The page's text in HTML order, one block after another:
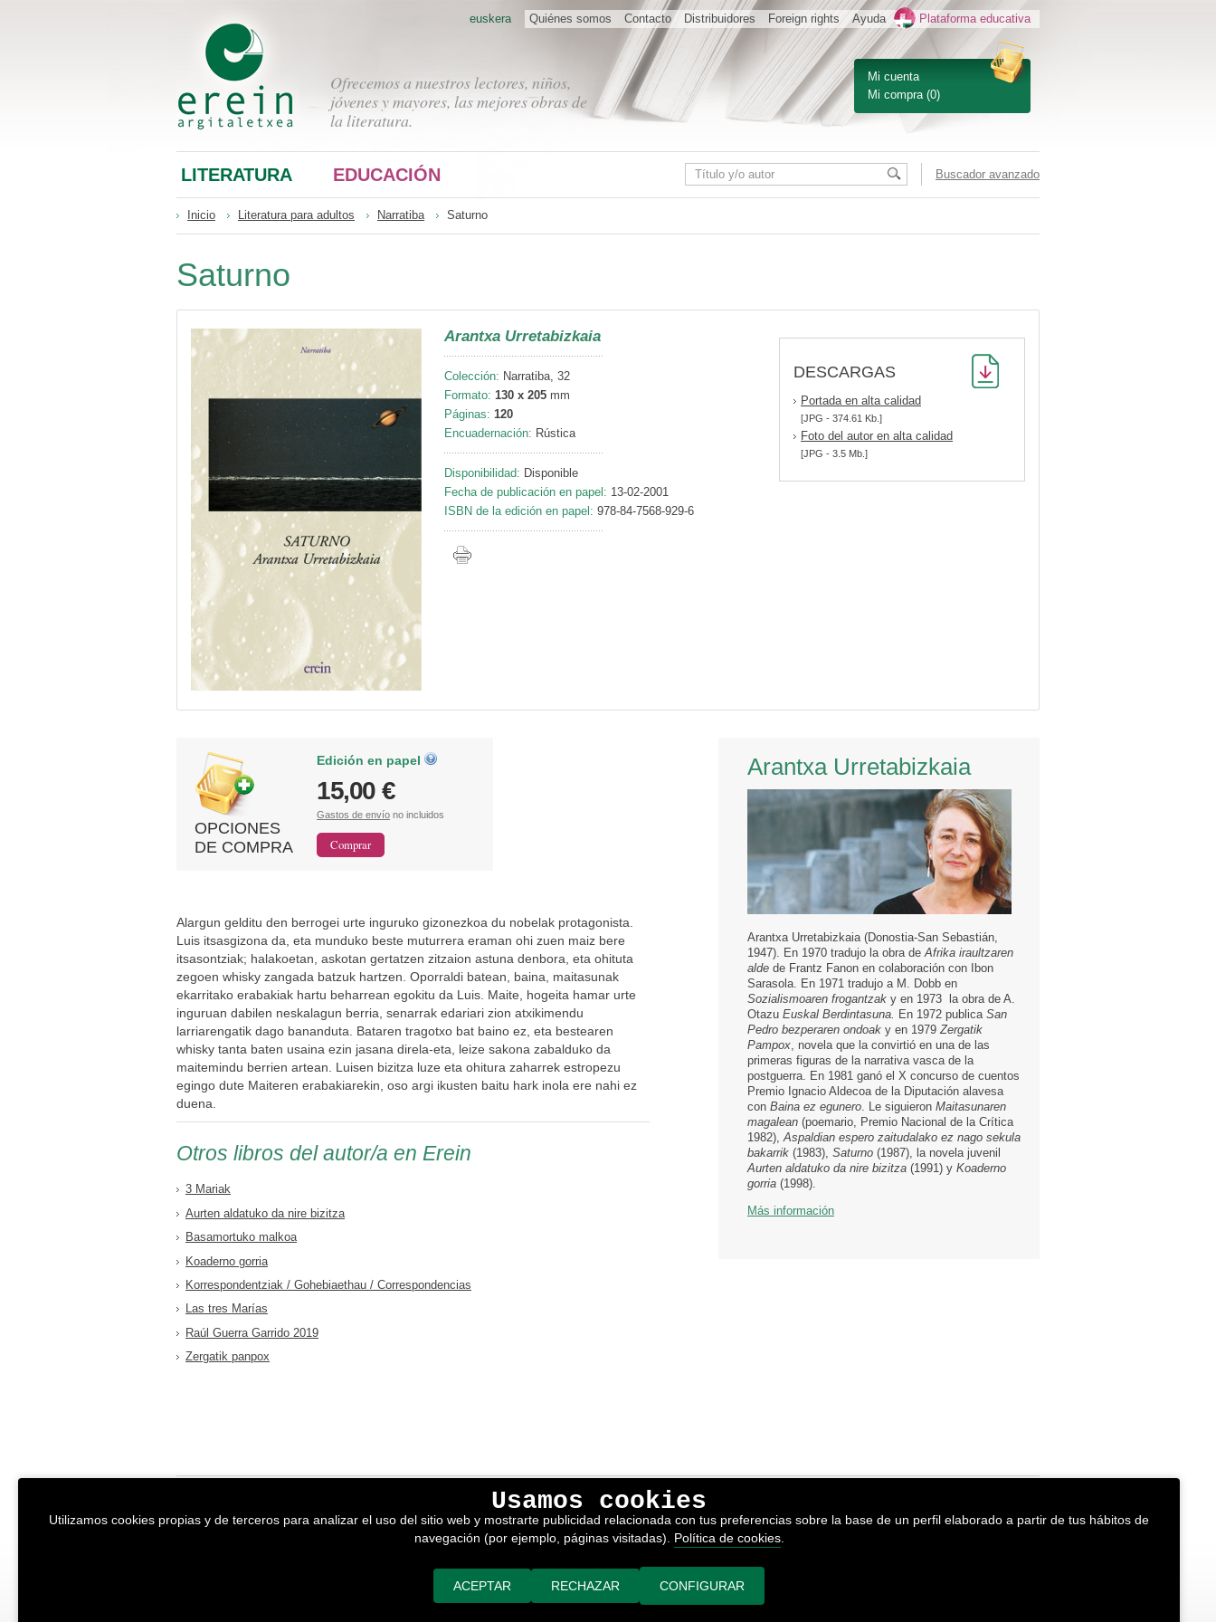
Mi cuenta
Mi compra (0)
Ofrecemos a nuestros lectores, niños,
jóvenes y mayores, las mejores obras de
la literatura.
Quiénes somos Contacto Distribuidores Foreign rights Ayuda Plataforma educativa
euskera
LITERATURA EDUCACIÓN Buscador avanzado
Inicio Literatura para adultos Narratiba Saturno
Saturno
Arantxa Urretabizkaia
Colección: Narratiba, 32
Formato: 130 x 205 mm
Páginas: 120
Encuadernación: Rústica
Disponibilidad: Disponible
Fecha de publicación en papel: 13-02-2001
ISBN de la edición en papel: 978-84-7568-929-6
DESCARGAS
Portada en alta calidad
[JPG - 374.61 Kb.]
Foto del autor en alta calidad
[JPG - 3.5 Mb.]
OPCIONES
DE COMPRA
Edición en papel
15,00 €
Gastos de envío no incluidos
Alargun gelditu den berrogei urte inguruko gizonezkoa du nobelak protagonista.
Luis itsasgizona da, eta munduko beste muturrera eraman ohi zuen maiz bere
itsasontziak; halakoetan, askotan gertatzen zitzaion astuna denbora, eta ohituta
zegoen whisky zangada batzuk hartzen. Oporraldi batean, baina, maitasunak
ekarritako erabakiak hartu beharrean egokitu da Luis. Maite, hogeita hamar urte
inguruan dabilen neskalagun berria, senarrak edariari zion atxikimendu
larriarengatik dago bananduta. Bataren tragotxo bat baino ez, eta bestearen
whisky tanta baten usaina ezin jasana direla-eta, leize sakona zabalduko da
maitemindu berrien artean. Luisen bizitza luze eta ohitura zaharrek estropezu
egingo dute Maiteren erabakiarekin, oso argi ikusten baitu hark inola ere nahi ez
duena.
Otros libros del autor/a en Erein
3 Mariak
Aurten aldatuko da nire bizitza
Basamortuko malkoa
Koaderno gorria
Korrespondentziak / Gohebiaethau / Correspondencias
Las tres Marías
Raúl Guerra Garrido 2019
Zergatik panpox
Arantxa Urretabizkaia
Arantxa Urretabizkaia (Donostia-San Sebastián,
1947). En 1970 tradujo la obra deAfrika iraultzaren
alde de Frantz Fanon en colaboración con Ibon
Sarasola. En 1971 tradujo a M. Dobb en
Sozialismoaren frogantzak y en 1973 la obra de A.
Otazu Euskal Berdintasuna. En 1972 publica San
Pedro bezperaren ondoak y en 1979Zergatik
Pampox, novela que la convirtió en una de las
primeras figuras de la narrativa vasca de la
postguerra. En 1981 ganó el X concurso de cuentos
Premio Ignacio Aldecoa de la Diputación alavesa
con Baina ez egunero. Le siguieron Maitasunaren
magalean (poemario, Premio Nacional de la Crítica
1982),Aspaldian espero zaitudalako ez nago sekula
bakarrik (1983), Saturno (1987), la novela juvenil
Aurten aldatuko da nire bizitza (1991) y Koaderno
gorria (1998).
Más información
Tolosa etorbidea 107.
Aviso legal y política de privacidad
Política de Cookies
Condiciones generales de venta
Usamos cookies
Utilizamos cookies propias y de terceros para analizar el uso del sitio web y mostrarte publicidad relacionada con tus preferencias sobre la base de un perfil elaborado a partir de tus hábitos de
navegación (por ejemplo, páginas visitadas). Política de cookies.
CONFIGURAR
RECHAZAR
ACEPTAR